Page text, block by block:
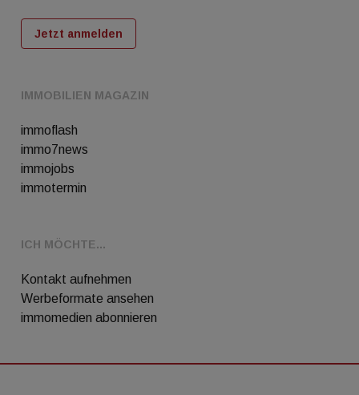
IMMOBILIEN MAGAZIN
immoflash
immo7news
immojobs
immotermin
ICH MÖCHTE...
Kontakt aufnehmen
Werbeformate ansehen
immomedien abonnieren
Jetzt anmelden